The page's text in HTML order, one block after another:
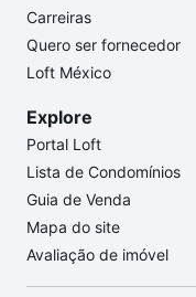
Carreiras
Quero ser fornecedor
Loft México
Explore
Portal Loft
Lista de Condomínios
Guia de Venda
Mapa do site
Avaliação de imóvel